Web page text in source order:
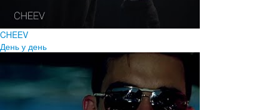
CHEEV
День у день